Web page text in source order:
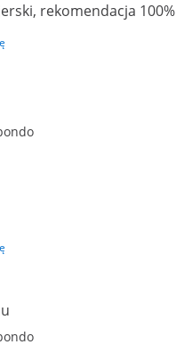
rekomendacja 100%